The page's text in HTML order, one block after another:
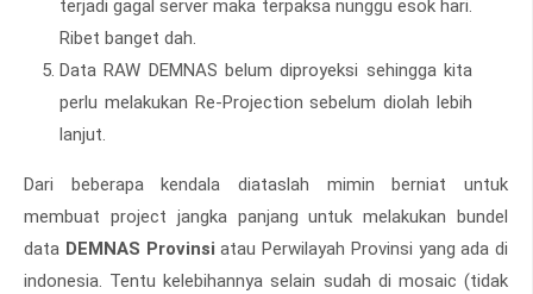
terjadi gagal server maka terpaksa nunggu esok hari.
Ribet banget dah.
Data RAW DEMNAS belum diproyeksi sehingga kita
perlu melakukan Re-Projection sebelum diolah lebih
lanjut.
Dari beberapa kendala diataslah mimin berniat untuk
membuat project jangka panjang untuk melakukan bundel
data DEMNAS Provinsi atau Perwilayah Provinsi yang ada di
indonesia. Tentu kelebihannya selain sudah di mosaic (tidak